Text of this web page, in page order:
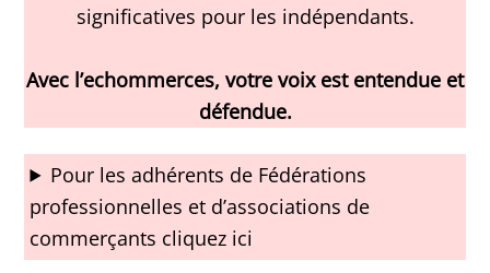
significatives pour les indépendants.
Avec l’echommerces, votre voix est entendue et
défendue.
Pour les adhérents de Fédérations
professionnelles et d’associations de
commerçants cliquez ici